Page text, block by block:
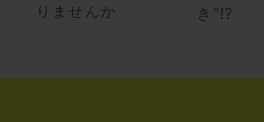
りませんか き”!?